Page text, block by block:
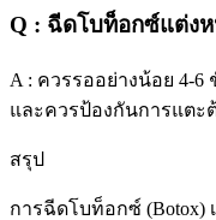
Q : ฉีดโบท็อกซ์แต่ง
A : ควรรออย่างน้อย 4-
และควรป้องกันการแตะ
สรุป
การฉีดโบท็อกซ์ (Botox)